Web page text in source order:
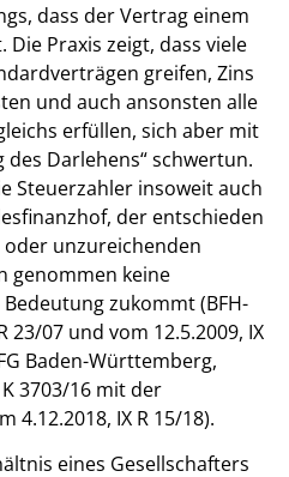
dass der Vertrag einem
Praxis zeigt, dass viele
greifen, Zins
und auch ansonsten alle
erfüllen, sich aber mit
des Darlehens“ schwertun.
Steuerzahler insoweit auch
der entschieden
unzureichenden
genommen keine
zukommt (BFH-
23/07 und vom 12.5.2009, IX
Baden-Württemberg,
3703/16 mit der
4.12.2018, IX R 15/18).
eines Gesellschafters